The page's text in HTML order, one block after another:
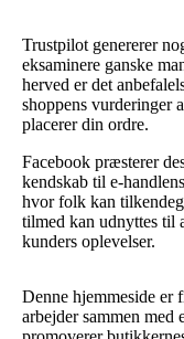
Trustpilot genererer
eksaminere ganske
herved er det
shoppens vurderinger
placerer din ordre.
Facebook præsterer
kendskab til e-
hvor folk kan
tilmed kan udnyttes til
kunders oplevelser.
Denne hjemmeside er
arbejder sammen med